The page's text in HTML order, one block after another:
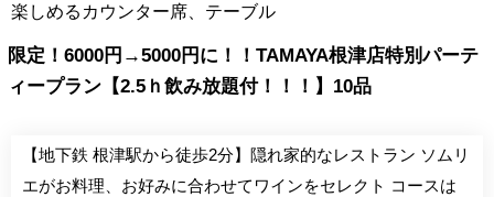
楽しめるカウンター席、テーブル
限定！6000円→5000円に！！TAMAYA根津店特別パーテ
ィープラン【2.5ｈ飲み放題付！！！】10品
【地下鉄 根津駅から徒歩2分】隠れ家的なレストラン ソムリ
エがお料理、お好みに合わせてワインをセレクト コースは